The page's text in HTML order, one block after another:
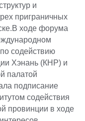
и
приграничных
ходе форума
содействию
Хэнань (КНР) и
палатой
подписание
содействия
провинции в ходе